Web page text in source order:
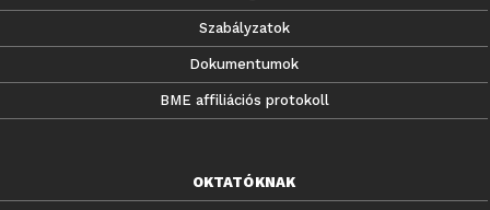
Szabályzatok
Dokumentumok
BME affiliációs protokoll
OKTATÓKNAK